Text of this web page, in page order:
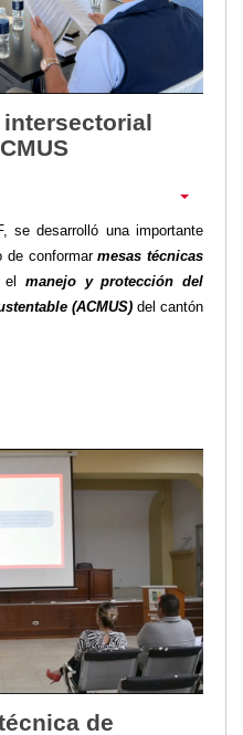
intersectorial
se desarrolló una importante
de conformarmesas técnicas
el manejo y protección del
(ACMUS)del cantón
de